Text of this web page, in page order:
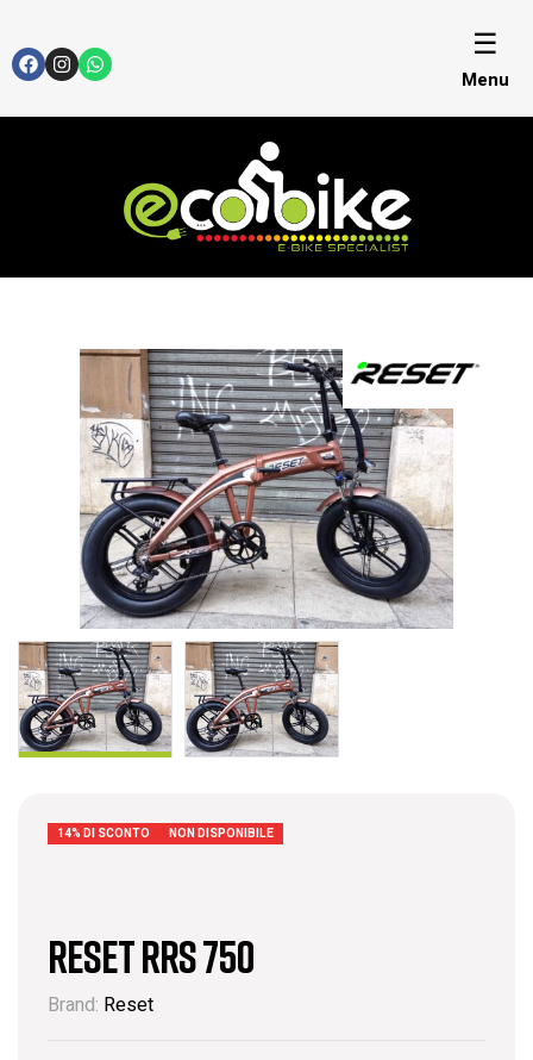
☰
Menu
14% DI SCONTO NON DISPONIBILE
RESET RRS 750
Brand: Reset